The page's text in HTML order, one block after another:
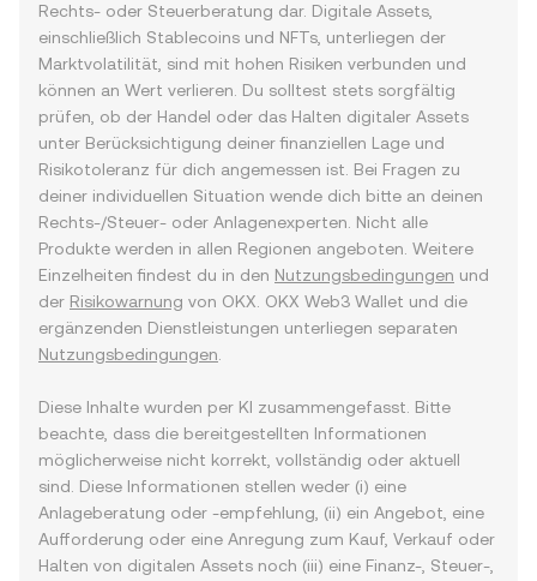
Rechts- oder Steuerberatung dar. Digitale Assets,
einschließlich Stablecoins und NFTs, unterliegen der
Marktvolatilität, sind mit hohen Risiken verbunden und
können an Wert verlieren. Du solltest stets sorgfältig
prüfen, ob der Handel oder das Halten digitaler Assets
unter Berücksichtigung deiner finanziellen Lage und
Risikotoleranz für dich angemessen ist. Bei Fragen zu
deiner individuellen Situation wende dich bitte an deinen
Rechts-/Steuer- oder Anlagenexperten. Nicht alle
Produkte werden in allen Regionen angeboten. Weitere
Einzelheiten findest du in den Nutzungsbedingungen und
der Risikowarnung von OKX. OKX Web3 Wallet und die
ergänzenden Dienstleistungen unterliegen separaten
Nutzungsbedingungen
Diese Inhalte wurden per KI zusammengefasst. Bitte
beachte, dass die bereitgestellten Informationen
möglicherweise nicht korrekt, vollständig oder aktuell
sind. Diese Informationen stellen weder (i) eine
Anlageberatung oder -empfehlung, (ii) ein Angebot, eine
Aufforderung oder eine Anregung zum Kauf, Verkauf oder
Halten von digitalen Assets noch (iii) eine Finanz-, Steuer-,